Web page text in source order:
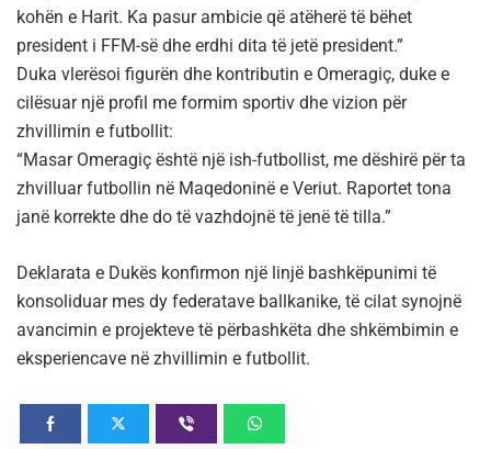
kohën e Harit. Ka pasur ambicie që atëherë të bëhet
president i FFM-së dhe erdhi dita të jetë president.”
Duka vlerësoi figurën dhe kontributin e Omeragiç, duke e
cilësuar një profil me formim sportiv dhe vizion për
zhvillimin e futbollit:
“Masar Omeragiç është një ish-futbollist, me dëshirë për ta
zhvilluar futbollin në Maqedoninë e Veriut. Raportet tona
janë korrekte dhe do të vazhdojnë të jenë të tilla.”
Deklarata e Dukës konfirmon një linjë bashkëpunimi të
konsoliduar mes dy federatave ballkanike, të cilat synojnë
avancimin e projekteve të përbashkëta dhe shkëmbimin e
eksperiencave në zhvillimin e futbollit.